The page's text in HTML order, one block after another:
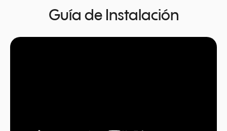
Guía de Instalación